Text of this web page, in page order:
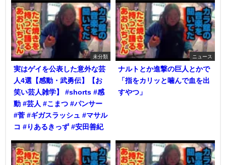
未分類
実はゲイを公表した意外な芸
人4選【感動・武勇伝】【お
笑い芸人雑学】 #shorts #感
動 #芸人 #こまつ #パンサー
#菅 #ギガスラッシュ #マサル
コ #りあるきっず #安田善紀
ニュース
ナルトとか進撃の巨人とかで
「指をカリッと噛んで血を出
すやつ」